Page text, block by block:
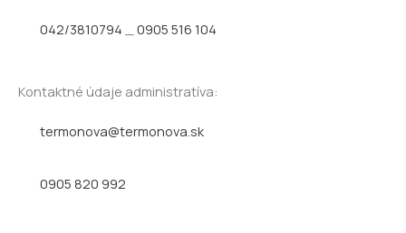
042/3810794 0905 516 104
Kontaktné údaje administratíva:
termonova@termonova.sk
0905 820 992​